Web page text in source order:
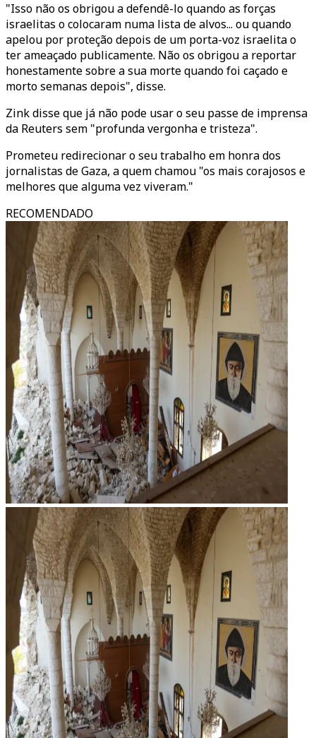
"Isso não os obrigou a defendê-lo quando as forças
israelitas o colocaram numa lista de alvos... ou quando
apelou por proteção depois de um porta-voz israelita o
ter ameaçado publicamente. Não os obrigou a reportar
honestamente sobre a sua morte quando foi caçado e
morto semanas depois", disse.
Zink disse que já não pode usar o seu passe de imprensa
da Reuters sem "profunda vergonha e tristeza".
Prometeu redirecionar o seu trabalho em honra dos
jornalistas de Gaza, a quem chamou "os mais corajosos e
melhores que alguma vez viveram."
RECOMENDADO